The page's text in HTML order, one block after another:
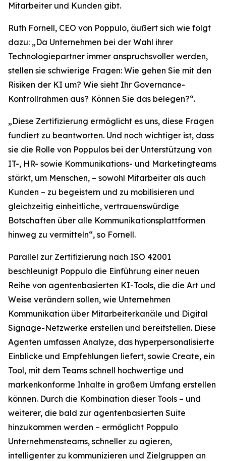
Mitarbeiter und Kunden gibt.
Ruth Fornell, CEO von Poppulo, äußert sich wie folgt
dazu: „Da Unternehmen bei der Wahl ihrer
Technologiepartner immer anspruchsvoller werden,
stellen sie schwierige Fragen: Wie gehen Sie mit den
Risiken der KI um? Wie sieht Ihr Governance-
Kontrollrahmen aus? Können Sie das belegen?“.
„Diese Zertifizierung ermöglicht es uns, diese Fragen
fundiert zu beantworten. Und noch wichtiger ist, dass
sie die Rolle von Poppulos bei der Unterstützung von
IT-, HR- sowie Kommunikations- und Marketingteams
stärkt, um Menschen, – sowohl Mitarbeiter als auch
Kunden – zu begeistern und zu mobilisieren und
gleichzeitig einheitliche, vertrauenswürdige
Botschaften über alle Kommunikationsplattformen
hinweg zu vermitteln“, so Fornell.
Parallel zur Zertifizierung nach ISO 42001
beschleunigt Poppulo die Einführung einer neuen
Reihe von agentenbasierten KI-Tools, die die Art und
Weise verändern sollen, wie Unternehmen
Kommunikation über Mitarbeiterkanäle und Digital
Signage-Netzwerke erstellen und bereitstellen. Diese
Agenten umfassen Analyze, das hyperpersonalisierte
Einblicke und Empfehlungen liefert, sowie Create, ein
Tool, mit dem Teams schnell hochwertige und
markenkonforme Inhalte in großem Umfang erstellen
können. Durch die Kombination dieser Tools – und
weiterer, die bald zur agentenbasierten Suite
hinzukommen werden – ermöglicht Poppulo
Unternehmensteams, schneller zu agieren,
intelligenter zu kommunizieren und Zielgruppen an